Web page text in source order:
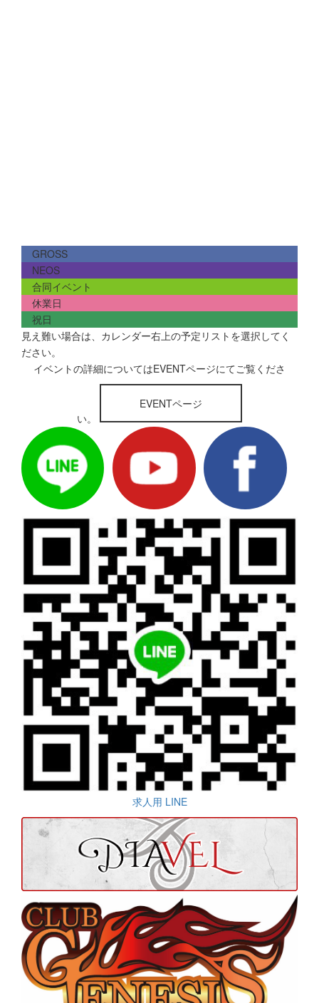
GROSS
NEOS
合同イベント
休業日
祝日
見え難い場合は、カレンダー右上の予定リストを選択してく
ださい。
イベントの詳細についてはEVENTページにてご覧くださ
い。
EVENTページ
求人用 LINE